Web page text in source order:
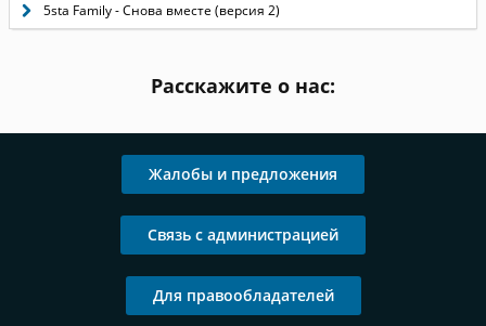
5sta Family - Снова вместе (версия 2)
Расскажите о нас:
Жалобы и предложения
Связь с администрацией
Для правообладателей